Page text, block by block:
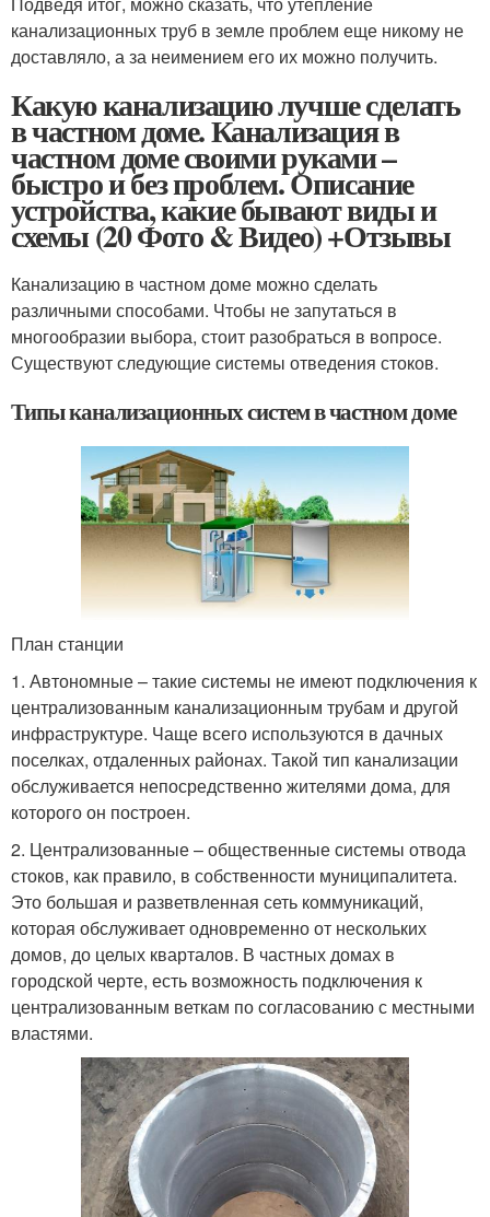
канализационных труб в земле проблем еще никому не
доставляло, а за неимением его их можно получить.
Какую канализацию лучше сделать
в частном доме. Канализация в
частном доме своими руками –
быстро и без проблем. Описание
устройства, какие бывают виды и
схемы (20 Фото & Видео) +Отзывы
Канализацию в частном доме можно сделать
различными способами. Чтобы не запутаться в
многообразии выбора, стоит разобраться в вопросе.
Существуют следующие системы отведения стоков.
Типы канализационных систем в частном доме
План станции
1. Автономные – такие системы не имеют подключения к
централизованным канализационным трубам и другой
инфраструктуре. Чаще всего используются в дачных
поселках, отдаленных районах. Такой тип канализации
обслуживается непосредственно жителями дома, для
которого он построен.
2. Централизованные – общественные системы отвода
стоков, как правило, в собственности муниципалитета.
Это большая и разветвленная сеть коммуникаций,
которая обслуживает одновременно от нескольких
домов, до целых кварталов. В частных домах в
городской черте, есть возможность подключения к
централизованным веткам по согласованию с местными
властями.